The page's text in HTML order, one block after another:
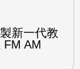
新一代教
FM AM